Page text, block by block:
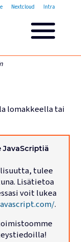
Nextcloud Intra
lomakkeella tai
tulee
Lisätietoa
voit lukea
.